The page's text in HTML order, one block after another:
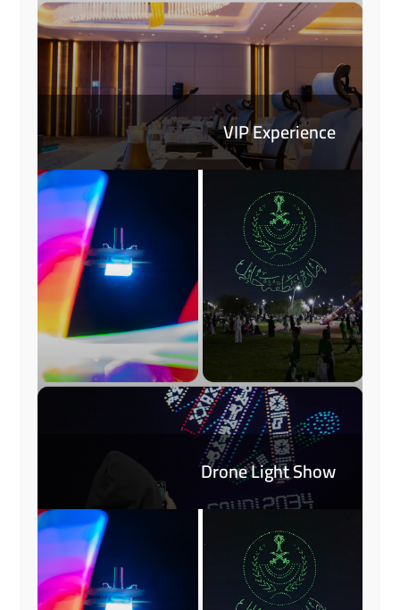
VIP Experience
Drone Light Show